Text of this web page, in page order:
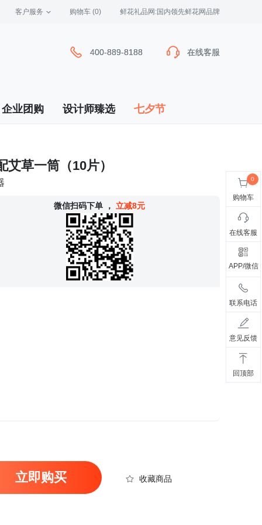
客户服务 购物车 (0) 鲜花礼品网:国内领先鲜花网品牌
400-889-8188 在线客服
400-889-8188 在线客服
企业团购 设计师臻选 七夕节
草一筒（10片）
微信扫码下单 ， 立减8元
立即购买 收藏商品
购物车
在线客服
APP/微信
联系电话
意见反馈
回顶部